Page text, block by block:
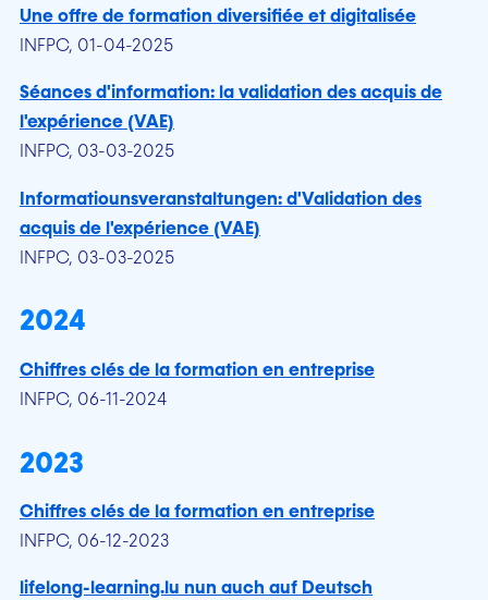
Une offre de formation diversifiée et digitalisée
INFPC, 01-04-2025
Séances d'information: la validation des acquis de
l'expérience (VAE)
INFPC, 03-03-2025
Informatiounsveranstaltungen: d'Validation des
acquis de l'expérience (VAE)
INFPC, 03-03-2025
2024
Chiffres clés de la formation en entreprise
INFPC, 06-11-2024
2023
Chiffres clés de la formation en entreprise
INFPC, 06-12-2023
lifelong-learning.lu nun auch auf Deutsch